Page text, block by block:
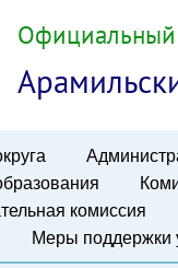
Официальный
комиссия
Меры поддержки